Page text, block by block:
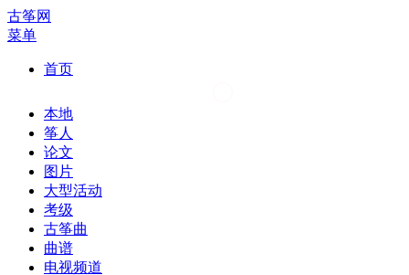
古筝网
菜单
首页
本地
筝人
论文
图片
大型活动
考级
古筝曲
曲谱
电视频道